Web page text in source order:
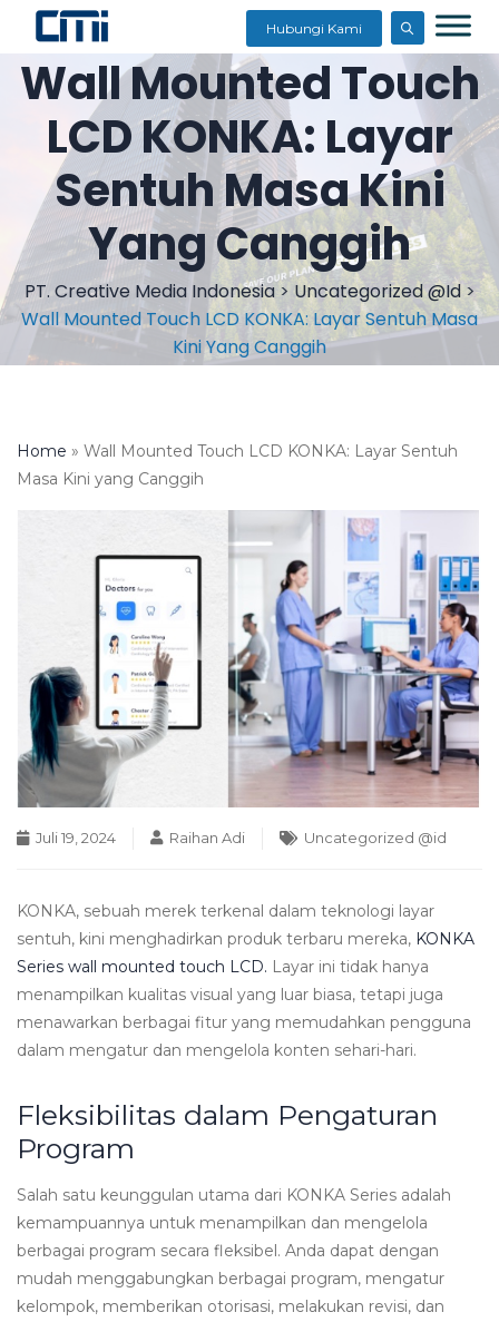
Hubungi Kami
Wall Mounted Touch
LCD KONKA: Layar
Sentuh Masa Kini
Yang Canggih
PT. Creative Media Indonesia> Uncategorized @id>
Wall Mounted Touch LCD KONKA: Layar Sentuh Masa
Kini Yang Canggih
Home » Wall Mounted Touch LCD KONKA: Layar Sentuh
Masa Kini yang Canggih
Juli 19, 2024 Raihan Adi Uncategorized @id
KONKA, sebuah merek terkenal dalam teknologi layar
sentuh, kini menghadirkan produk terbaru mereka, KONKA
Series wall mounted touch LCD. Layar ini tidak hanya
menampilkan kualitas visual yang luar biasa, tetapi juga
menawarkan berbagai fitur yang memudahkan pengguna
dalam mengatur dan mengelola konten sehari-hari.
Fleksibilitas dalam Pengaturan
Program
Salah satu keunggulan utama dari KONKA Series adalah
kemampuannya untuk menampilkan dan mengelola
berbagai program secara fleksibel. Anda dapat dengan
mudah menggabungkan berbagai program, mengatur
kelompok, memberikan otorisasi, melakukan revisi, dan